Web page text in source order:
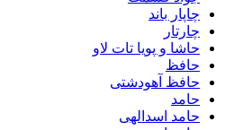
چاپار باند
چارتار
حاشا و پویا تات لاو
حافظ
حافظ آهودشتی
حامد
حامد اسدالهی